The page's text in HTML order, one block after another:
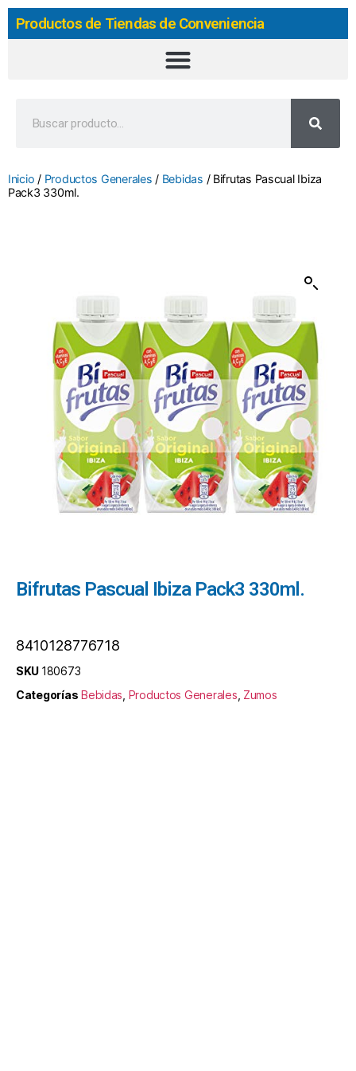
Productos de Tiendas de Conveniencia
Inicio / Productos Generales / Bebidas / Bifrutas Pascual Ibiza
Pack3 330ml.
Bifrutas Pascual Ibiza Pack3 330ml.
8410128776718
SKU 180673
Categorías Bebidas Productos Generales Zumos